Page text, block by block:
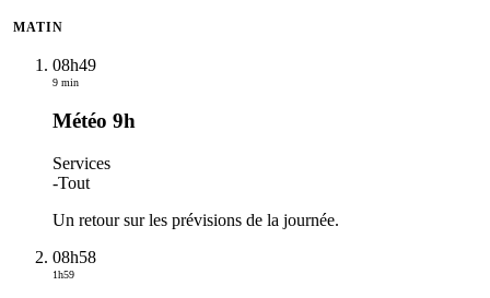
MATIN
08h49
9 min
Météo 9h
Services
-Tout
Un retour sur les prévisions de la journée.
08h58
1h59